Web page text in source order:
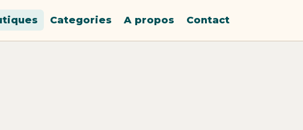
Categories A propos Contact